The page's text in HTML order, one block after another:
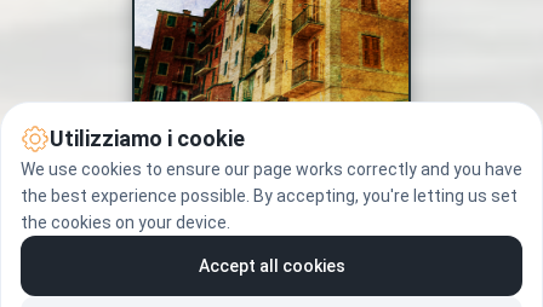
Utilizziamo i cookie
We use cookies to ensure our page works correctly and you have
the best experience possible. By accepting, you're letting us set
the cookies on your device.
Accept all cookies